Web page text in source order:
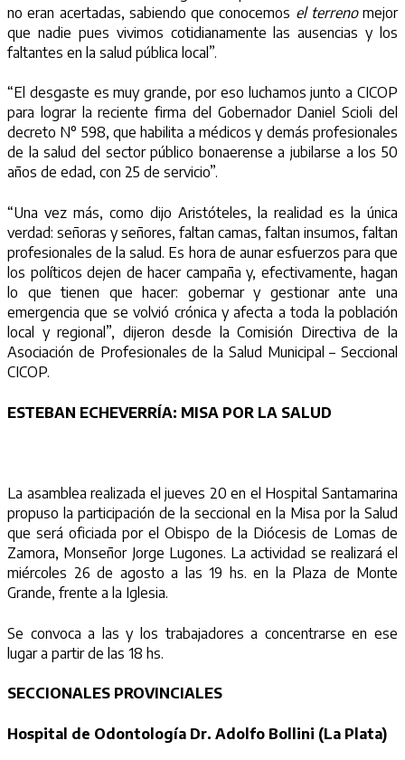
no eran acertadas, sabiendo que conocemos el terrenomejor
que nadie pues vivimos cotidianamente las ausencias y los
faltantes en la salud pública local”.
“El desgaste es muy grande, por eso luchamos junto a CICOP
para lograr la reciente firma del Gobernador Daniel Scioli del
decreto N° 598, que habilita a médicos y demás profesionales
de la salud del sector público bonaerense a jubilarse a los 50
años de edad, con 25 de servicio”.
“Una vez más, como dijo Aristóteles, la realidad es la única
verdad: señoras y señores, faltan camas, faltan insumos, faltan
profesionales de la salud. Es hora de aunar esfuerzos para que
los políticos dejen de hacer campaña y, efectivamente, hagan
lo que tienen que hacer: gobernar y gestionar ante una
emergencia que se volvió crónica y afecta a toda la población
local y regional”, dijeron desde la Comisión Directiva de la
Asociación de Profesionales de la Salud Municipal – Seccional
CICOP.
ESTEBAN ECHEVERRÍA: MISA POR LA SALUD
La asamblea realizada el jueves 20 en el Hospital Santamarina
propuso la participación de la seccional en la Misa por la Salud
que será oficiada por el Obispo de la Diócesis de Lomas de
Zamora, Monseñor Jorge Lugones. La actividad se realizará el
miércoles 26 de agosto a las 19 hs. en la Plaza de Monte
Grande, frente a la Iglesia.
Se convoca a las y los trabajadores a concentrarse en ese
lugar a partir de las 18 hs.
SECCIONALES PROVINCIALES
Hospital de Odontología Dr. Adolfo Bollini (La Plata)